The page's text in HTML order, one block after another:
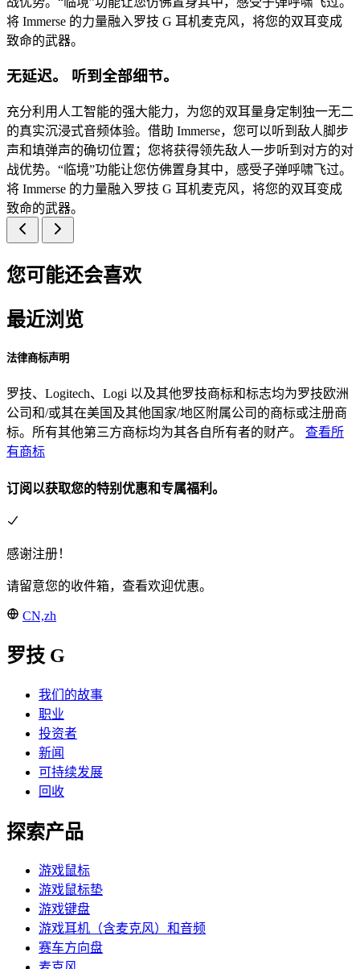
将 Immerse 的力量融入罗技 G 耳机麦克风，将您的双耳变成
致命的武器。
无延迟。 听到全部细节。
充分利用人工智能的强大能力，为您的双耳量身定制独一无二
的真实沉浸式音频体验。借助 Immerse，您可以听到敌人脚步
声和填弹声的确切位置；您将获得领先敌人一步听到对方的对
战优势。“临境”功能让您仿佛置身其中，感受子弹呼啸飞过。
将 Immerse 的力量融入罗技 G 耳机麦克风，将您的双耳变成
致命的武器。
您可能还会喜欢
最近浏览
法律商标声明
罗技、Logitech、Logi 以及其他罗技商标和标志均为罗技欧洲
公司和/或其在美国及其他国家/地区附属公司的商标或注册商
标。所有其他第三方商标均为其各自所有者的财产。 查看所
有商标
订阅以获取您的特别优惠和专属福利。
感谢注册！
请留意您的收件箱，查看欢迎优惠。
CN,zh
罗技 G
我们的故事
职业
投资者
新闻
可持续发展
回收
探索产品
游戏鼠标
游戏鼠标垫
游戏键盘
游戏耳机（含麦克风）和音频
赛车方向盘